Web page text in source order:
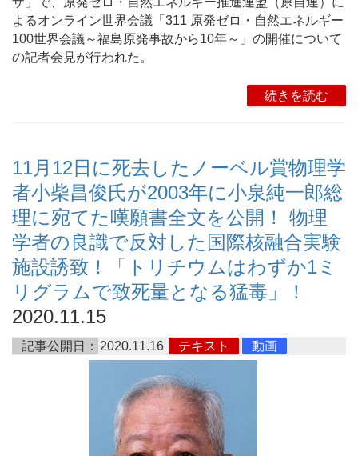
よるオンライン世界会議「311 原発ゼロ・自然エネルギー
100世界会議～福島原発事故から10年～」の開催について
の記者会見が行われた。
続きを読む
11月12日に死去したノーベル賞物理学
者小柴昌俊氏が2003年に小泉純一郎総
理に宛てた嘆願書全文を公開！ 物理
学者の良識で反対した国際核融合実験
施設誘致！「トリチウムはわずか1ミ
リグラムで致死量となる猛毒」！
2020.11.15
記事公開日： 2020.11.16 テキスト 動画